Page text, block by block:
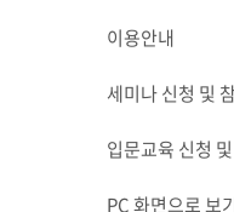
이용안내
세미나 신청 및
입문교육 신청
PC 화면으로 보